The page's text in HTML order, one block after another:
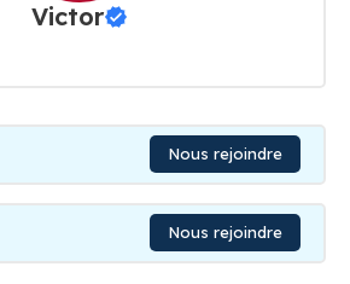
Victor
Nous rejoindre
Nous rejoindre